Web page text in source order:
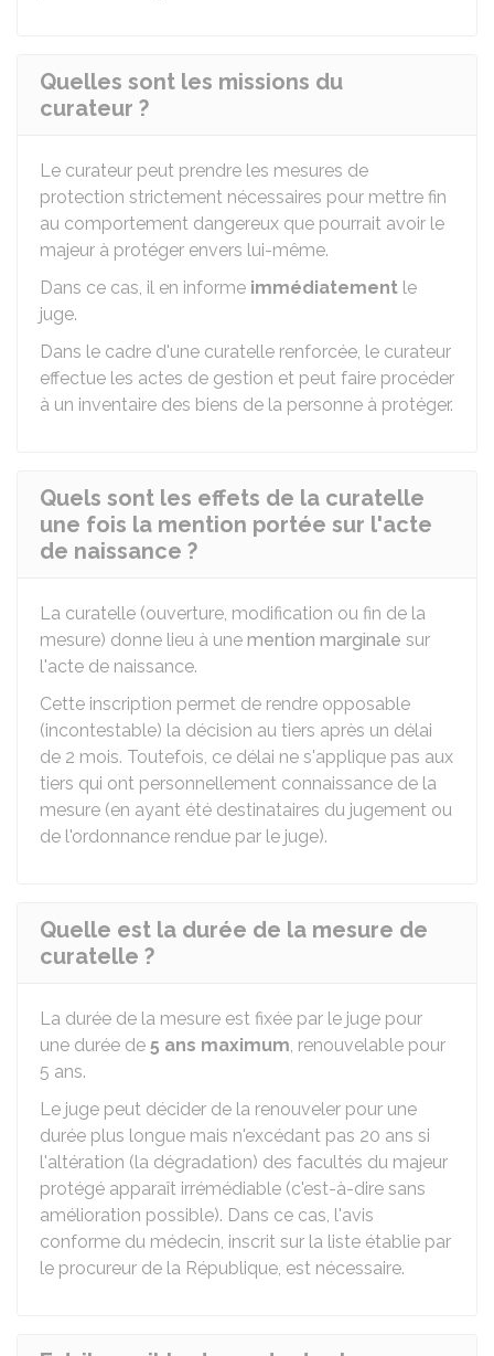
Quelles sont les missions du
curateur ?
Le curateur peut prendre les mesures de
protection strictement nécessaires pour mettre fin
au comportement dangereux que pourrait avoir le
majeur à protéger envers lui-même.
Dans ce cas, il en informe immédiatement le
juge.
Dans le cadre d'une curatelle renforcée, le curateur
effectue les actes de gestion et peut faire procéder
à un inventaire des biens de la personne à protéger.
Quels sont les effets de la curatelle
une fois la mention portée sur l'acte
de naissance ?
La curatelle (ouverture, modification ou fin de la
mesure) donne lieu à une mention marginale sur
l'acte de naissance.
Cette inscription permet de rendre opposable
(incontestable) la décision au tiers après un délai
de 2 mois. Toutefois, ce délai ne s'applique pas aux
tiers qui ont personnellement connaissance de la
mesure (en ayant été destinataires du jugement ou
de l'ordonnance rendue par le juge).
Quelle est la durée de la mesure de
curatelle ?
La durée de la mesure est fixée par le juge pour
une durée de 5 ans maximum, renouvelable pour
5 ans.
Le juge peut décider de la renouveler pour une
durée plus longue mais n'excédant pas 20 ans si
l'altération (la dégradation) des facultés du majeur
protégé apparaît irrémédiable (c'est-à-dire sans
amélioration possible). Dans ce cas, l'avis
conforme du médecin, inscrit sur la liste établie par
le procureur de la République, est nécessaire.